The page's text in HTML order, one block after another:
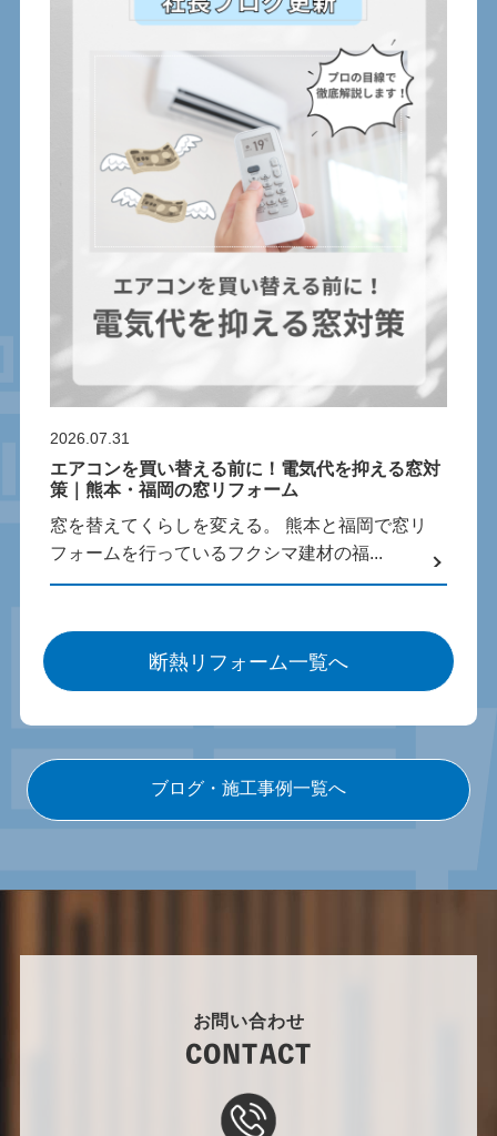
2026.07.31
エアコンを買い替える前に！電気代を抑える窓対
策｜熊本・福岡の窓リフォーム
窓を替えてくらしを変える。 熊本と福岡で窓リ
フォームを行っているフクシマ建材の福...
断熱リフォーム一覧へ
ブログ・施工事例一覧へ
お問い合わせ
CONTACT